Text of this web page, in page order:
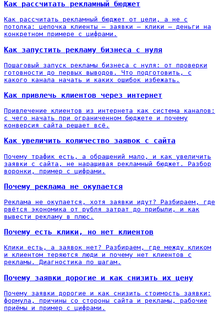
Как рассчитать рекламный бюджет
Как рассчитать рекламный бюджет от цели, а не с
потолка: цепочка клиенты — заявки — клики — деньги на
конкретном примере с цифрами.
Как запустить рекламу бизнеса с нуля
Пошаговый запуск рекламы бизнеса с нуля: от проверки
готовности до первых выводов. Что подготовить, с
какого канала начать и каких ошибок избежать.
Как привлечь клиентов через интернет
Привлечение клиентов из интернета как система каналов:
с чего начать при ограниченном бюджете и почему
конверсия сайта решает всё.
Как увеличить количество заявок с сайта
Почему трафик есть, а обращений мало, и как увеличить
заявки с сайта, не наращивая рекламный бюджет. Разбор
воронки, пример с цифрами.
Почему реклама не окупается
Реклама не окупается, хотя заявки идут? Разбираем, где
рвётся экономика от рубля затрат до прибыли, и как
вывести рекламу в плюс.
Почему есть клики, но нет клиентов
Клики есть, а заявок нет? Разбираем, где между кликом
и клиентом теряются люди и почему нет клиентов с
рекламы. Диагностика по шагам.
Почему заявки дорогие и как снизить их цену
Почему заявки дорогие и как снизить стоимость заявки:
формула, причины со стороны сайта и рекламы, рабочие
приёмы и пример с цифрами.